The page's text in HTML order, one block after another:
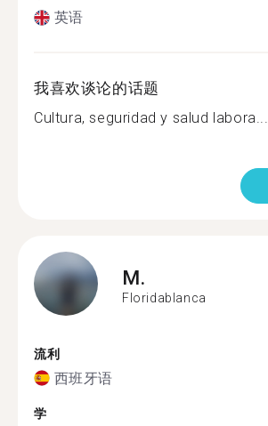
英语
我喜欢谈论的话题
Cultura, seguridad y salud labora...
M.
Floridablanca
流利
西班牙语
学